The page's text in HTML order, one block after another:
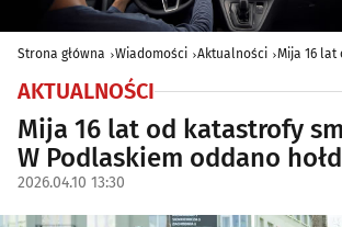
Strona główna Wiadomości Aktualności Mija 16
AKTUALNOŚCI
Mija 16 lat od katastrofy
W Podlaskiem oddano
2026.04.10 13:30